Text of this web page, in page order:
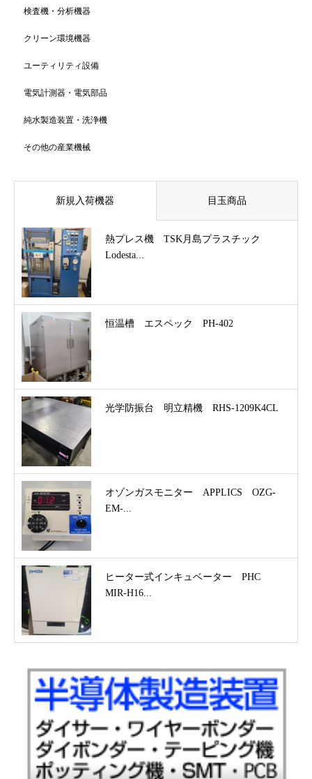
検査機・分析機器
クリーン環境機器
ユーティリティ設備
電気計測器・電気部品
純水製造装置・洗浄機
その他の産業機械
新規入荷機器 目玉商品
熱プレス機 TSK月島プラスチック
Lodesta...
恒温槽 エスペック PH-402
光学防振台 明立精機 RHS-1209K4CL
オゾンガスモニター APPLICS OZG-
EM-...
ヒーター式インキュベーター PHC
MIR-H16...